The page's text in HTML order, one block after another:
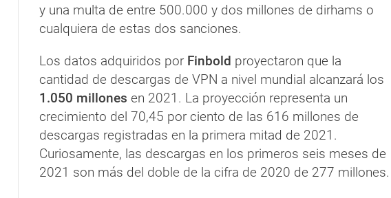
y una multa de entre 500.000 y dos millones de dirhams o
cualquiera de estas dos sanciones.
Los datos adquiridos por Finbold proyectaron que la
cantidad de descargas de VPN a nivel mundial alcanzará los
1.050 millones en 2021. La proyección representa un
crecimiento del 70,45 por ciento de las 616 millones de
descargas registradas en la primera mitad de 2021.
Curiosamente, las descargas en los primeros seis meses de
2021 son más del doble de la cifra de 2020 de 277 millones.